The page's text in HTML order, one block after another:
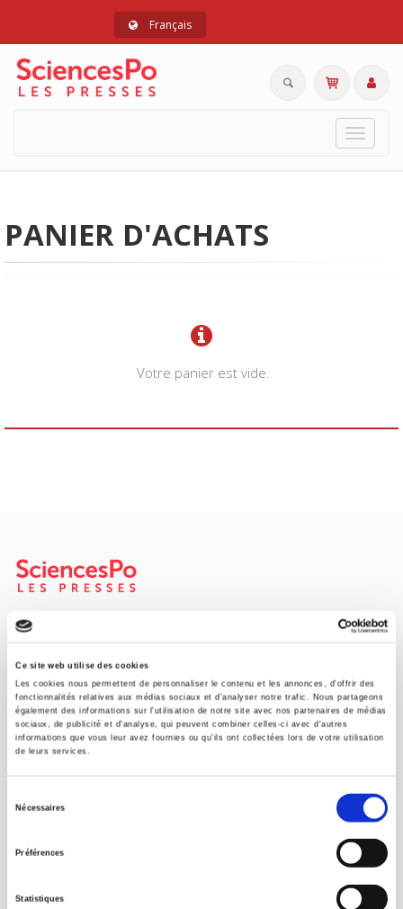
Ce site web utilise des cookies
Les cookies nous permettent de personnaliser le contenu et les annonces, d'offrir des
fonctionnalités relatives aux médias sociaux et d'analyser notre trafic. Nous partageons
également des informations sur l'utilisation de notre site avec nos partenaires de médias
sociaux, de publicité et d'analyse, qui peuvent combiner celles-ci avec d'autres
informations que vous leur avez fournies ou qu'ils ont collectées lors de votre utilisation
de leurs services.
Nécessaires
Préférences
Statistiques
Français
Toggle
PANIER D'ACHATS
Votre panier est vide.
Maison d'édition dédiée aux sciences humaines et sociales, les
Presses de Sciences Po participent depuis leur création en 1976
à la transmission des savoirs et des idées
CONTACTS
FOREIGN RIGHTS
POUR LES LIBRAIRES
CONDITIONS GÉNÉRALES
À paraître